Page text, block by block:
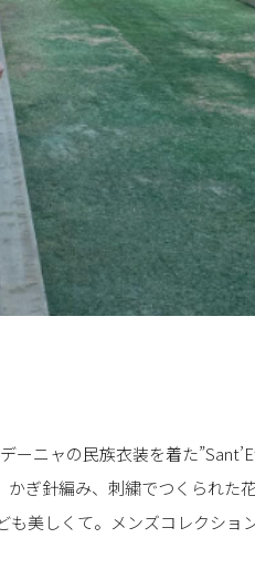
ニャの民族衣装を着た
ぎ針編み、刺繍でつくられた
美しくて。メンズコレクショ